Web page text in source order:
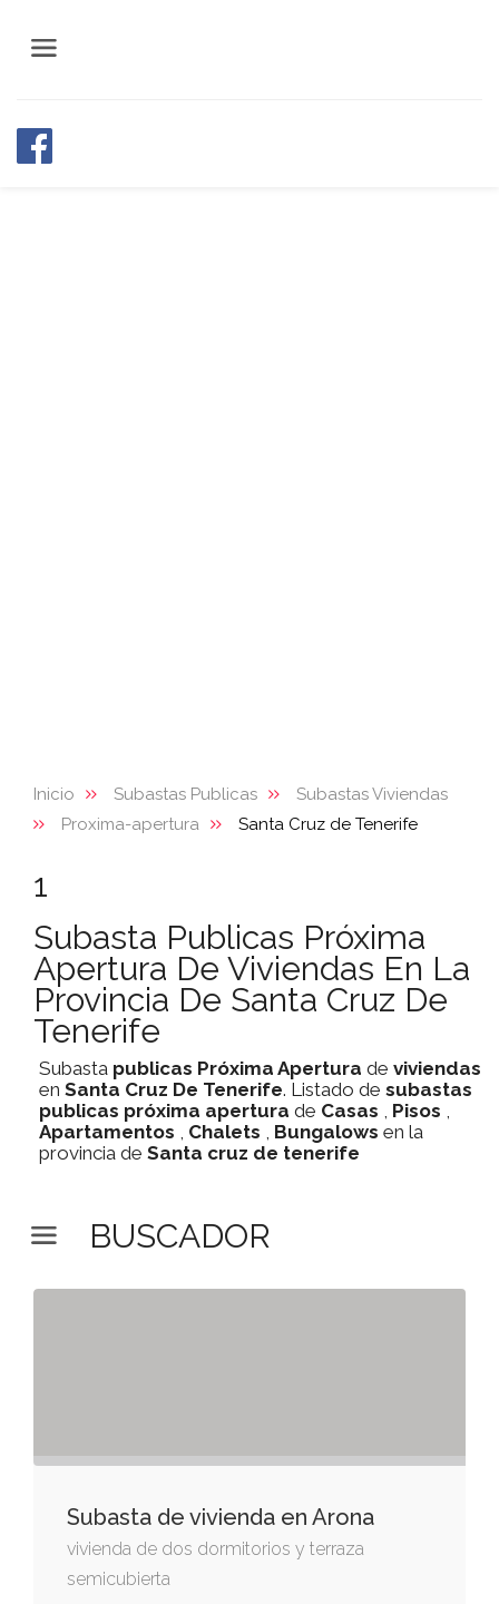
Inicio Subastas Publicas
Subastas Viviendas
Proxima-apertura
Santa Cruz de Tenerife
1
Subasta Publicas Próxima
Apertura De Viviendas En La
Provincia De Santa Cruz De
Tenerife
Subasta publicas Próxima Apertura de viviendas
en Santa Cruz De Tenerife. Listado de subastas
publicas próxima apertura de Casas , Pisos ,
Apartamentos , Chalets , Bungalows en la
provincia de Santa cruz de tenerife
BUSCADOR
Subasta de vivienda en Arona
vivienda de dos dormitorios y terraza
semicubierta